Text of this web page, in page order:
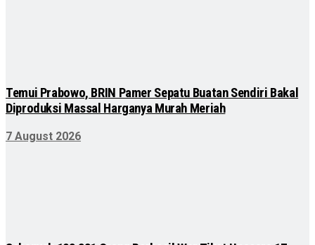
Temui Prabowo, BRIN Pamer Sepatu Buatan Sendiri Bakal
Diproduksi Massal Harganya Murah Meriah
7 August 2026